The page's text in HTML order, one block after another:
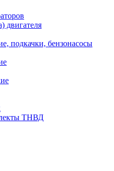
двигателя
подкачки, бензонасосы
ТНВД